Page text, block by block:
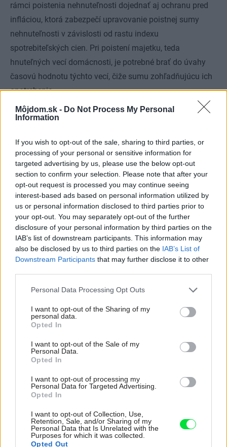
Môjdom.sk - Do Not Process My Personal
Information
If you wish to opt-out of the sale, sharing to third parties, or
processing of your personal or sensitive information for
targeted advertising by us, please use the below opt-out
section to confirm your selection. Please note that after your
opt-out request is processed you may continue seeing
interest-based ads based on personal information utilized by
us or personal information disclosed to third parties prior to
your opt-out. You may separately opt-out of the further
disclosure of your personal information by third parties on the
IAB’s list of downstream participants. This information may
also be disclosed by us to third parties on the IAB’s List of
Downstream Participants that may further disclose it to other
Please note that this website/app uses one or more Google
not limited to your visit or usage behaviour. You may click to
grant or deny consent to Google and its third-party tags to
use your data for below specified purposes in below Google
consent section.
Personal Data Processing Opt Outs
I want to opt-out of the Sharing of my
personal data.
Opted In
I want to opt-out of the Sale of my
Personal Data.
Opted In
I want to opt-out of processing my
Personal Data for Targeted Advertising.
Opted In
I want to opt-out of Collection, Use,
Retention, Sale, and/or Sharing of my
Personal Data that Is Unrelated with the
Purposes for which it was collected.
Opted Out
rámci poistenia nehnuteľnosti dojednať aj ochranu pred
infláciou, ktorá zabezpečí upravovanie poistnej sumy
nehnuteľnosti v závislosti od rastu indexu
spotrebiteľských cien. Pri poistení majetku, teda
hnuteľných vecí domácnosti, je potrebné brať do úvahy
časovú hodnotu týchto vecí, čiže sumu zohľadňujúcu ich
opotrebenie.
Aké sú podmienky na vyplatenie poistného plneniaNa to,
nehnuteľnosť spĺňať podmienky chráneného priestoru.
Teda musí ísť o priestor, ktorý možno uzavrieť alebo
uzamknúť. V tomto sa poisťovne opierajú o definíciu z
trestného zákona. Zjednodušene povedané, napr. pri
krádeži musí zlodej „prekonať prekážku“.
V praxi to znamená, že napríklad okná alebo dvere, ktoré
sú nad úrovňou terénu menej ako 2,5 metra, by mali byť
zabezpečené napr. kovovými mrežami, bezpečnostnou
fóliou, výplňou z bezpečnostného skla alebo zvnútra
Čím je obmedzená výška poistného
plnenia?
Podpoistenie je nástroj na zachovanie rovnováhy v celom
poistnom systéme. Ak by klienti vo významnej miere
podhodnocovali chránený majetok a poisťovne by
následne uhrádzali reálne náklady, táto nerovnováha by
sa zrejme musela premietnuť plošne do cenotvorby. Čo by
poistenie. Preto môže poisťovňa pristúpiť ku kráteniu
poistného plnenia. Krátenie poistného plnenia z dôvodu